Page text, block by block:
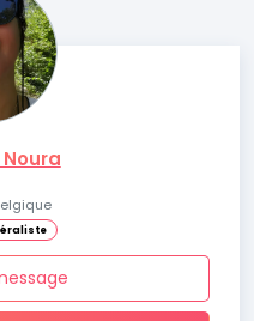
Noura